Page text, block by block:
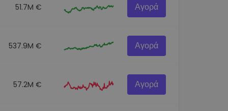
51.7M € Αγορά
537.9M € Αγορά
57.2M € Αγορά